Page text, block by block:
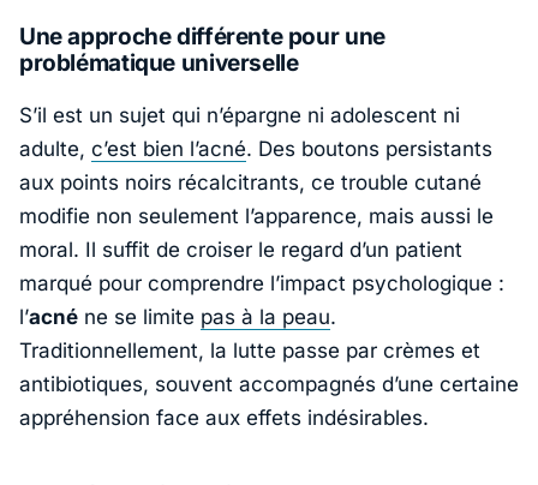
Une approche différente pour une
problématique universelle
S’il est un sujet qui n’épargne ni adolescent ni
adulte, c’est bien l’acné. Des boutons persistants
aux points noirs récalcitrants, ce trouble cutané
modifie non seulement l’apparence, mais aussi le
moral. Il suffit de croiser le regard d’un patient
marqué pour comprendre l’impact psychologique :
l’acné ne se limite pas à la peau.
Traditionnellement, la lutte passe par crèmes et
antibiotiques, souvent accompagnés d’une certaine
appréhension face aux effets indésirables.